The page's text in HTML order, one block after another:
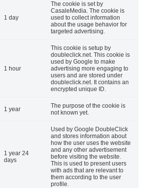
1 day
The cookie is set by
CasaleMedia. The cookie is
used to collect information
about the usage behavior for
targeted advertising.
1 hour
This cookie is setup by
doubleclick.net. This cookie is
used by Google to make
advertising more engaging to
users and are stored under
doubleclick.net. It contains an
encrypted unique ID.
1 year
The purpose of the cookie is
not known yet.
1 year 24
days
Used by Google DoubleClick
and stores information about
how the user uses the website
and any other advertisement
before visiting the website.
This is used to present users
with ads that are relevant to
them according to the user
profile.